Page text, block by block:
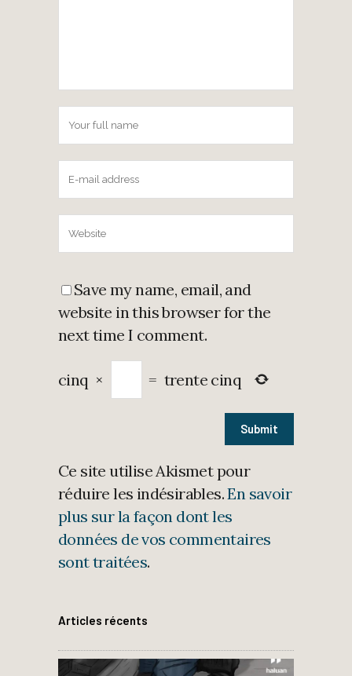
Save my name, email, and
website in this browser for the
next time I comment.
cinq × = trente cinq
Ce site utilise Akismet pour
réduire les indésirables.En savoir
plus sur la façon dont les
données de vos commentaires
sont traitées.
Articles récents